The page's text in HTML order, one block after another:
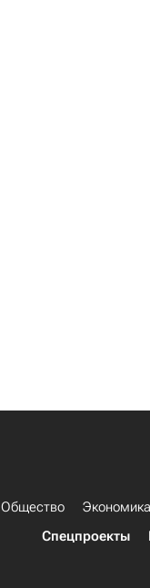
Общество Экономика
Спецпроекты